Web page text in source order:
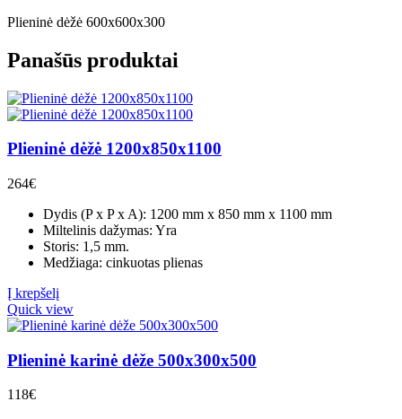
Plieninė dėžė 600x600x300
Panašūs produktai
Plieninė dėžė 1200x850x1100
264€
Dydis (P x P x A): 1200 mm x 850 mm x 1100 mm
Miltelinis dažymas: Yra
Storis: 1,5 mm.
Medžiaga: cinkuotas plienas
Į krepšelį
Quick view
Plieninė karinė dėže 500х300х500
118€